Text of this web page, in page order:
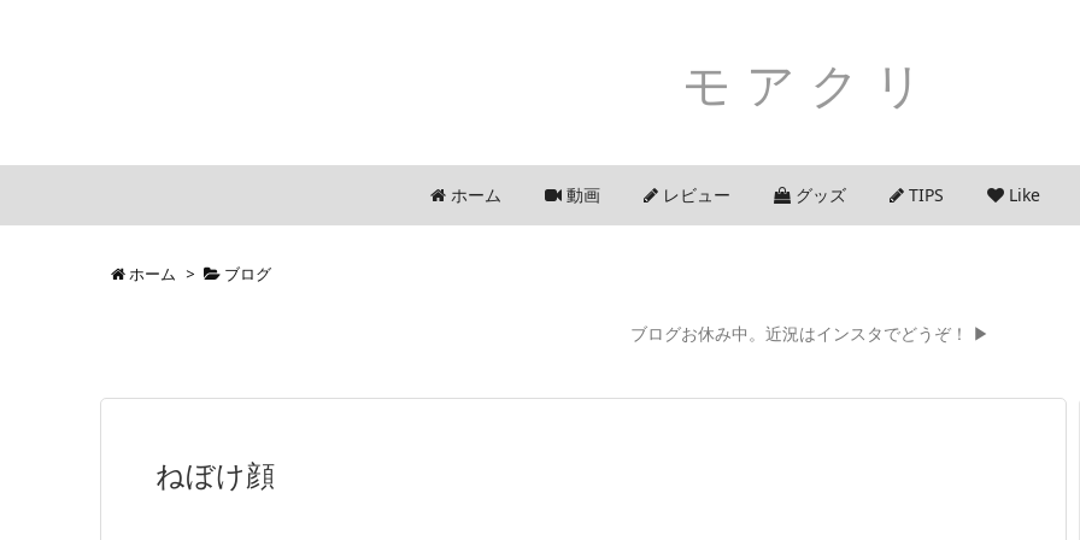
モアクリ
ホーム 動画 レビュー グッズ TIPS Like
ホーム > ブログ
ブログお休み中。近況はインスタでどうぞ！ ▶
ねぼけ顔